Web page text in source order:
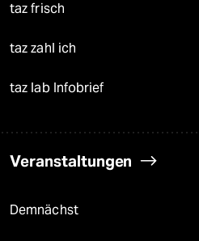
taz frisch
taz zahl ich
taz lab Infobrief
Veranstaltungen
Demnächst